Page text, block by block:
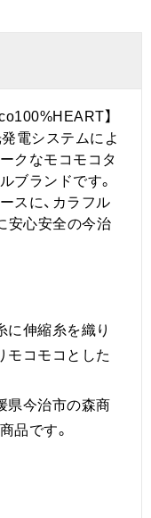
】
電システムによ
クなモコモコタ
ブランドです。
スに、カラフル
安心安全の今治
に伸縮糸を織り
モコモコとした
県今治市の森商
品です。